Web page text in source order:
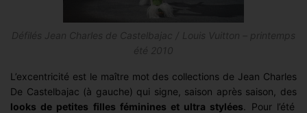
Défilés Jean Charles de Castelbajac / Louis Vuitton – printemps
été 2010
L’excentricité est le maître mot des collections de Jean Charles
De Castelbajac (à gauche) qui signe, saison après saison, des
looks de petites filles féminines et ultra stylées . Pour l’été